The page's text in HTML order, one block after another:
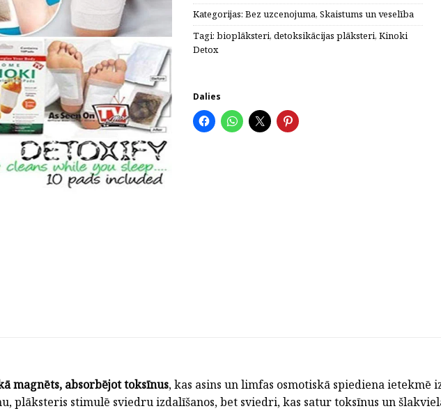
Kategorijas: Bez uzcenojuma, Skaistums un veselība
Tagi: bioplāksteri, detoksikācijas plāksteri, Kinoki
Detox
Dalies
magnēts, absorbējot toksīnus, kas asins un limfas osmotiskā spiediena ietekmē
plāksteris stimulē sviedru izdalīšanos, bet sviedri, kas satur toksīnus un